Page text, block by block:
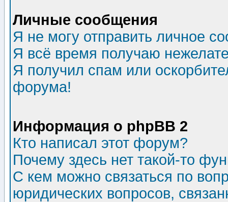
Личные сообщения
Я не могу отправить личное
Я всё время получаю
Я получил спам или
форума!
Информация о phpBB 2
Кто написал этот форум?
Почему здесь нет такой-то
С кем можно связаться по
юридических вопросов,